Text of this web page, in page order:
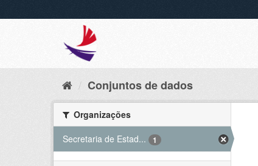
Conjuntos de dados
Organizações
Secretaria de Estad...
1